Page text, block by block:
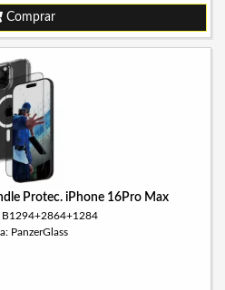
Comprar
Protec. iPhone 16Pro Max
B1294+2864+1284
PanzerGlass